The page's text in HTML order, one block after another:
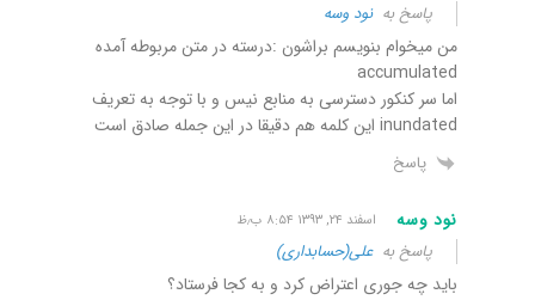
پاسخ بهنود وسه
من میخوام بنویسم براشون :درسته در متن مربوطه آمده
accumulated
اما سر کنکور دسترسی به منابع نیس و با توجه به تعریف
inundated این کلمه هم دقیقا در این جمله صادق است
پاسخ
نود وسه اسفند ۲۴, ۱۳۹۳ ۸:۵۴ ب٫ظ
پاسخ بهعلی(حسابداری)
باید چه جوری اعتراض کرد و به کجا فرستاد؟